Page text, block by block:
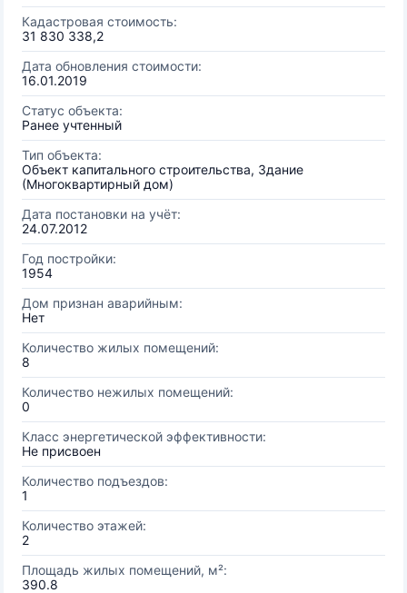
Кадастровая стоимость:
31 830 338,2
Дата обновления стоимости:
16.01.2019
Статус объекта:
Ранее учтенный
Тип объекта:
Объект капитального строительства, Здание
(Многоквартирный дом)
Дата постановки на учёт:
24.07.2012
Год постройки:
1954
Дом признан аварийным:
Нет
Количество жилых помещений:
8
Количество нежилых помещений:
0
Класс энергетической эффективности:
Не присвоен
Количество подъездов:
1
Количество этажей:
2
Площадь жилых помещений, м²:
390.8